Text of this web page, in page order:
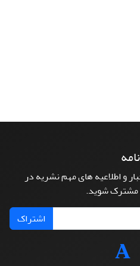
و اطلاعیه های مهم نشریه در
مشترک شوید.
اشتراک